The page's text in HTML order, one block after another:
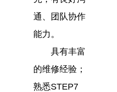
通、团队协作
能力。
具有丰富
的维修经验；
熟悉STEP7